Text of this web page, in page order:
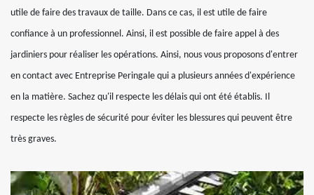
utile de faire des travaux de taille. Dans ce cas, il est utile de faire
confiance à un professionnel. Ainsi, il est possible de faire appel à des
jardiniers pour réaliser les opérations. Ainsi, nous vous proposons d'entrer
en contact avec Entreprise Peringale qui a plusieurs années d'expérience
en la matière. Sachez qu'il respecte les délais qui ont été établis. Il
respecte les règles de sécurité pour éviter les blessures qui peuvent être
très graves.